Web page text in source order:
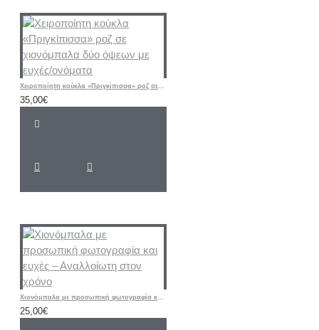
Χειροποίητη κούκλα «Πριγκίπισσα» ροζ σε χιονόμπαλα δύο όψεων με ευχές/ονόματα
35,00€
Χιονόμπαλα με προσωπική φωτογραφία και ευχές – Αναλλοίωτη στον χρόνο
25,00€